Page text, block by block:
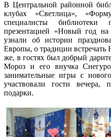
В Центральной районной
клубах «Светлица»,
специалисты
презентацией «Новый год
узнали об истории
Европы, о традиции
же, в гостях был добрый
Мороз и его внучка
занимательные игры с
участвовали гости
подарки.